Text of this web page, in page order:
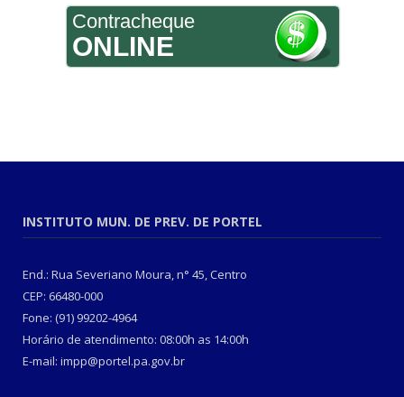
Contracheque
ONLINE
INSTITUTO MUN. DE PREV. DE PORTEL
End.: Rua Severiano Moura, n° 45, Centro
CEP: 66480-000
Fone: (91) 99202-4964
Horário de atendimento: 08:00h as 14:00h
E-mail: impp@portel.pa.gov.br